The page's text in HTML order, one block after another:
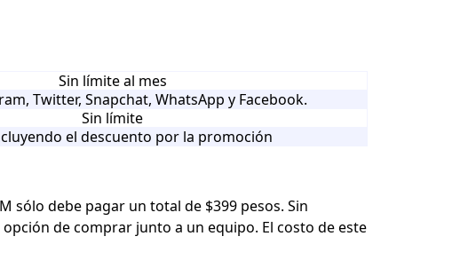
Sin límite al mes
Twitter, Snapchat, WhatsApp y Facebook.
Sin límite
el descuento por la promoción
sólo debe pagar un total de $399 pesos. Sin
opción decomprar junto a un equipo. El costo de este